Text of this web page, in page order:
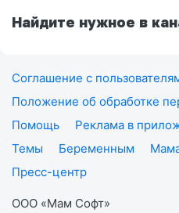
Найдите нужное в
Соглашение с
Положение об обработке
Помощь
Реклама в
Темы
Беременным
Пресс-центр
ООО «Мам Софт»